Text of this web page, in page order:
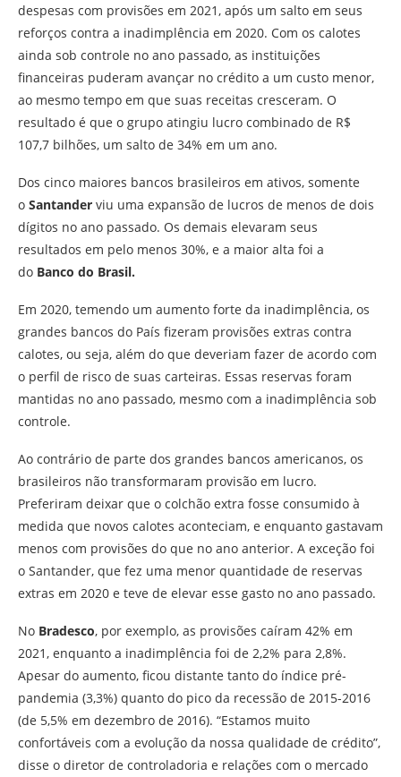
despesas com provisões em 2021, após um salto em seus
reforços contra a inadimplência em 2020. Com os calotes
ainda sob controle no ano passado, as instituições
financeiras puderam avançar no crédito a um custo menor,
ao mesmo tempo em que suas receitas cresceram. O
resultado é que o grupo atingiu lucro combinado de R$
107,7 bilhões, um salto de 34% em um ano.
Dos cinco maiores bancos brasileiros em ativos, somente
o Santander viu uma expansão de lucros de menos de dois
dígitos no ano passado. Os demais elevaram seus
resultados em pelo menos 30%, e a maior alta foi a
do Banco do Brasil.
Em 2020, temendo um aumento forte da inadimplência, os
grandes bancos do País fizeram provisões extras contra
calotes, ou seja, além do que deveriam fazer de acordo com
o perfil de risco de suas carteiras. Essas reservas foram
mantidas no ano passado, mesmo com a inadimplência sob
controle.
Ao contrário de parte dos grandes bancos americanos, os
brasileiros não transformaram provisão em lucro.
Preferiram deixar que o colchão extra fosse consumido à
medida que novos calotes aconteciam, e enquanto gastavam
menos com provisões do que no ano anterior. A exceção foi
o Santander, que fez uma menor quantidade de reservas
extras em 2020 e teve de elevar esse gasto no ano passado.
No Bradesco, por exemplo, as provisões caíram 42% em
2021, enquanto a inadimplência foi de 2,2% para 2,8%.
Apesar do aumento, ficou distante tanto do índice pré-
pandemia (3,3%) quanto do pico da recessão de 2015-2016
(de 5,5% em dezembro de 2016). “Estamos muito
confortáveis com a evolução da nossa qualidade de crédito”,
disse o diretor de controladoria e relações com o mercado